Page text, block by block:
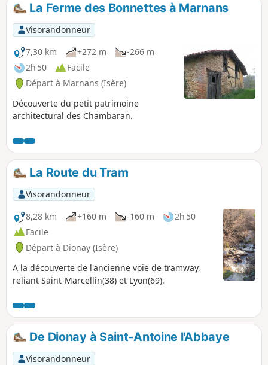
La Ferme des Bonnettes à Marnans
Visorandonneur
7,30 km
+272 m
-266 m
2h 50
Facile
Départ à Marnans (Isère)
Découverte du petit patrimoine
architectural des Chambaran.
La Route du Tram
Visorandonneur
8,28 km
+160 m -160 m
2h 50
Facile
Départ à Dionay (Isère)
A la découverte de l'ancienne voie de tramway,
reliant Saint-Marcellin(38) et Lyon(69).
De Dionay à Saint-Antoine l'Abbaye
Visorandonneur